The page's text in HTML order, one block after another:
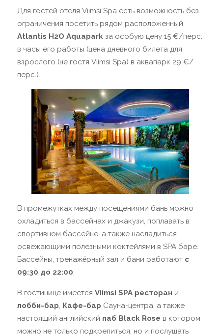
Для гостей отеля Viimsi Spa есть возможность без
ограничения посетить рядом расположенный
Atlantis H2O Aquapark за особую цену 15 €/перс.
в часы его работы (цена дневного билета для
взрослого (не гостя Viimsi Spa) в аквапарк 29 €/
перс.).
В промежутках между посещениями бань можно
охладиться в бассейнах и джакузи, поплавать в
спортивном бассейне, а также насладиться
освежающими полезными коктейлями в SPA баре.
Бассейны, тренажёрный зал и бани работают с
09:30 до 22:00.
В гостинице имеется Viimsi SPA ресторан и
лобби-бар, Кафе-бар Сауна-центра, а также
настоящий английский паб Black Rose в котором
можно не только подкрепиться, но и послушать